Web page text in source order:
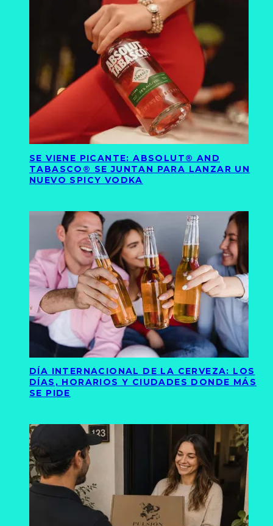
SE VIENE PICANTE: ABSOLUT® AND
TABASCO® SE JUNTAN PARA LANZAR UN
NUEVO SPICY VODKA
DÍA INTERNACIONAL DE LA CERVEZA: LOS
DÍAS, HORARIOS Y CIUDADES DONDE MÁS
SE PIDE